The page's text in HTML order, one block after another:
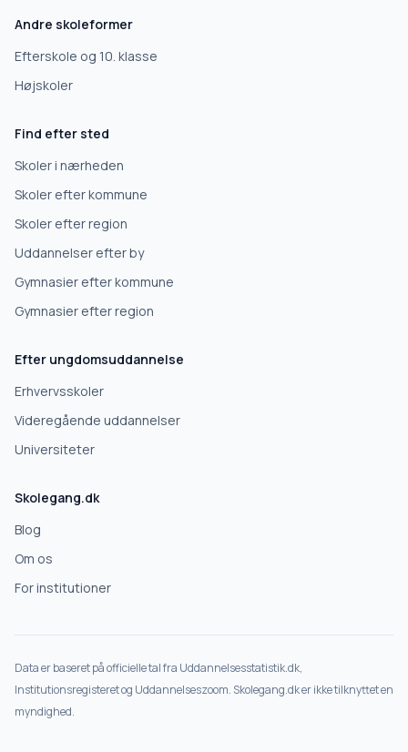
10. klasse
Erhvervsuddannelse
Videregående uddannelse
Andre skoleformer
Efterskole og 10. klasse
Højskoler
Find efter sted
Skoler i nærheden
Skoler efter kommune
Skoler efter region
Uddannelser efter by
Gymnasier efter kommune
Gymnasier efter region
Efter ungdomsuddannelse
Erhvervsskoler
Videregående uddannelser
Universiteter
Skolegang.dk
Blog
Om os
For institutioner
Data er baseret på officielle tal fra Uddannelsesstatistik.dk,
Institutionsregisteret og Uddannelseszoom. Skolegang.dk er ikke tilknyttet en
myndighed.